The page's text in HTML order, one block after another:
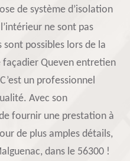
de système d’isolation
ne sont pas
possibles lors de la
Queven entretien
un professionnel
Avec son
fournir une prestation à
de plus amples détails,
dans le 56300 !